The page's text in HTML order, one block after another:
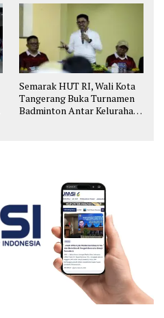
Semarak HUT RI, Wali Kota
Tangerang Buka Turnamen
Badminton Antar Kelurahan